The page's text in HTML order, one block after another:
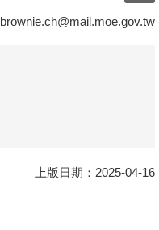
brownie.ch@mail.moe.gov.tw
上版日期：2025-04-16